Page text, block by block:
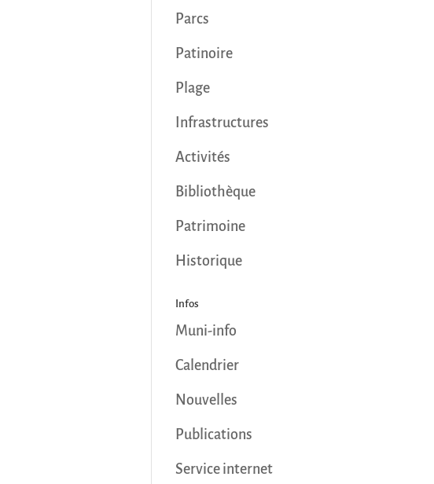
Parcs
Patinoire
Plage
Infrastructures
Activités
Bibliothèque
Patrimoine
Historique
Infos
Muni-info
Calendrier
Nouvelles
Publications
Service internet